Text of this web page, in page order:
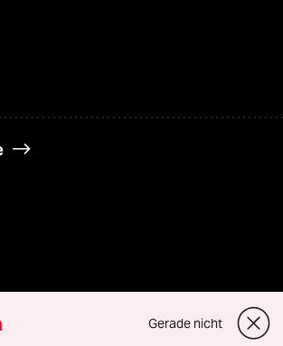
Gerade nicht